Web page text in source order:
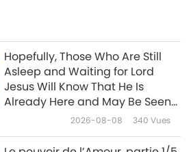
La Corée du Sud introduit
l’éducation au bien-être des
animaux-personnes dans les
Vues
Hopefully, Those Who Are Still
Asleep and Waiting for Lord
Jesus Will Know That He Is
Already Here and May Be Seen
on Supreme Master Television
2026-08-08 340 Vues